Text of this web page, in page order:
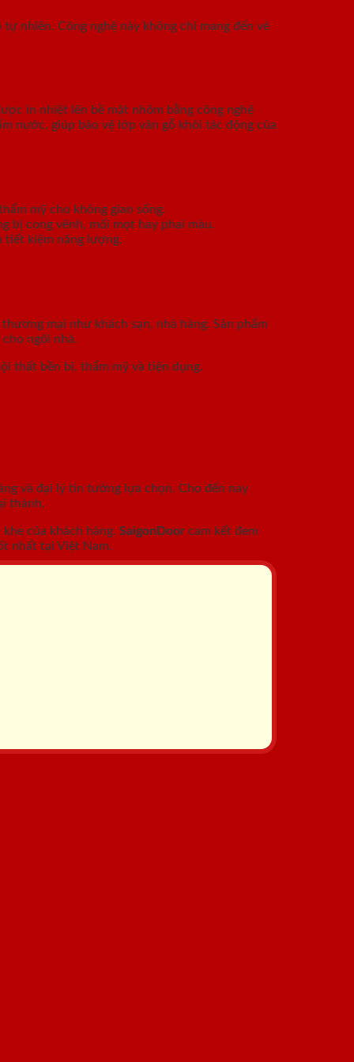
nhiên. Công nghệ này không chỉ mang đến vẻ
in nhiệt lên bề mặt nhôm bằng công nghệ
nước, giúp bảo vệ lớp vân gỗ khỏi tác động của
mỹ cho không gian sống.
bị cong vênh, mối mọt hay phai màu.
tiết kiệm năng lượng.
mại như khách sạn, nhà hàng. Sản phẩm
ngôi nhà.
thất bền bỉ, thẩm mỹ và tiện dụng.
và đại lý tin tưởng lựa chọn. Cho đến nay
thành.
của khách hàng. SaigonDoor cam kết đem
nhất tại Việt Nam.